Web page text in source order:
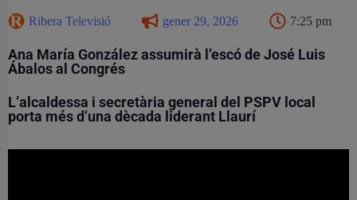
Ribera Televisió gener 29, 2026 7:25 pm
Ana María González assumirà l’escó de José Luis
Ábalos al Congrés
L’alcaldessa i secretària general del PSPV local
porta més d’una dècada liderant Llaurí